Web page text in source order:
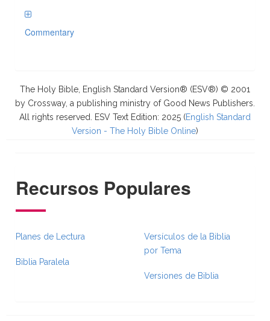
Commentary
The Holy Bible, English Standard Version® (ESV®) © 2001
by Crossway, a publishing ministry of Good News Publishers.
All rights reserved. ESV Text Edition: 2025 (English Standard
Version - The Holy Bible Online)
Recursos Populares
Planes de Lectura
Biblia Paralela
Versículos de la Biblia
por Tema
Versiones de Biblia